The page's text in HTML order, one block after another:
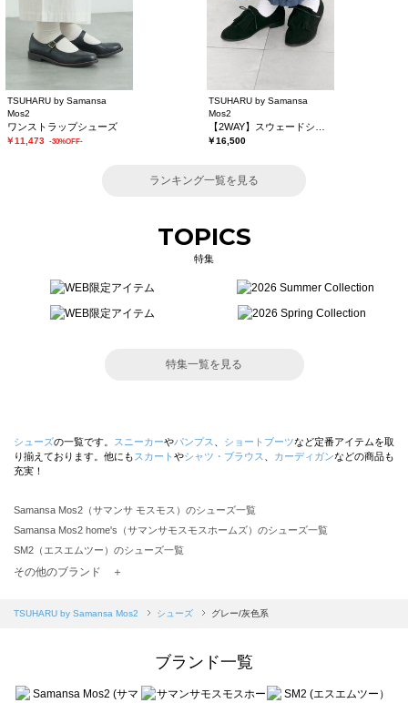
TSUHARU by Samansa
Mos2
ワンストラップシューズ
￥11,473 -30%OFF-
TSUHARU by Samansa
Mos2
￥16,500
ランキング一覧を見る
TOPICS
特集
特集一覧を見る
シューズの一覧です。 スニーカーやパンプス ショートブーツなど定番アイテムを取
り揃えております。他にも スカート やシャツ・ブラウス カーディガンなどの商品も
充実！
Samansa Mos2（サマンサ モスモス）のシューズ一覧
Samansa Mos2 home's（サマンサモスモスホームズ）のシューズ一覧
SM2（エスエムツー）のシューズ一覧
TSUHARU by Samansa Mos2（ツハルバイサマンサモスモス）のシューズ一覧
Samansa Mos2 blue（サマンサモスモス ブルー）のシューズ一覧
sō4ū（ソウフォーユー）のシューズ一覧
Te chichi（テチチ）のシューズ一覧
その他のブランド ＋
TSUHARU by Samansa Mos2 シューズ グレー/灰色系
ブランド一覧